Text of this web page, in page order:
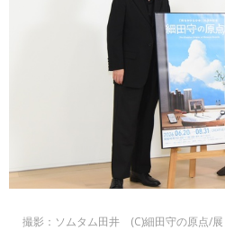
撮影：ソムタム田井 (C)細田守の原点/展